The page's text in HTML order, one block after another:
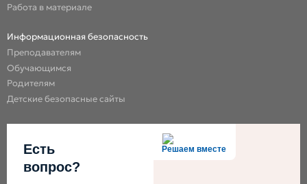
Работа в материале
Информационная безопасность
Преподавателям
Обучающимся
Родителям
Детские безопасные сайты
Решаем вместе
Есть
вопрос?